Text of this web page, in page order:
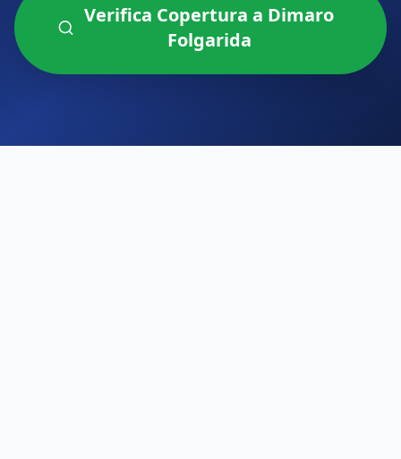
Verifica Copertura a Dimaro
Folgarida